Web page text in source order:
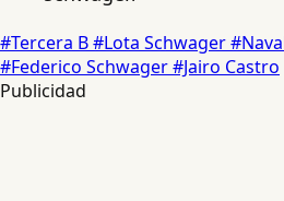
#Tercera B#Lota Schwager
#Federico Schwager#Jairo Castro
Publicidad